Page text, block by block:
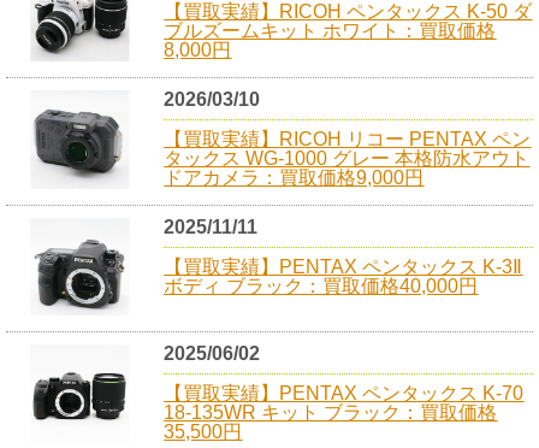
【買取実績】RICOH ペンタックス K-50 ダ
ブルズームキット ホワイト：買取価格
8,000円
2026/03/10
【買取実績】RICOH リコー PENTAX ペン
タックス WG-1000 グレー 本格防水アウト
ドアカメラ：買取価格9,000円
2025/11/11
【買取実績】PENTAX ペンタックス K-3Ⅱ
ボディ ブラック：買取価格40,000円
2025/06/02
【買取実績】PENTAX ペンタックス K-70
18-135WR キット ブラック：買取価格
35,500円